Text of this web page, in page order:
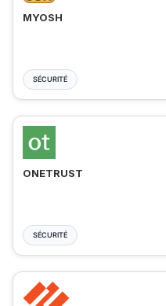
MYOSH
SÉCURITÉ
ONETRUST
SÉCURITÉ